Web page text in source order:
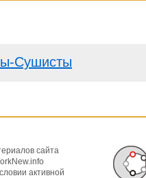
Сушисты
сайта
активной